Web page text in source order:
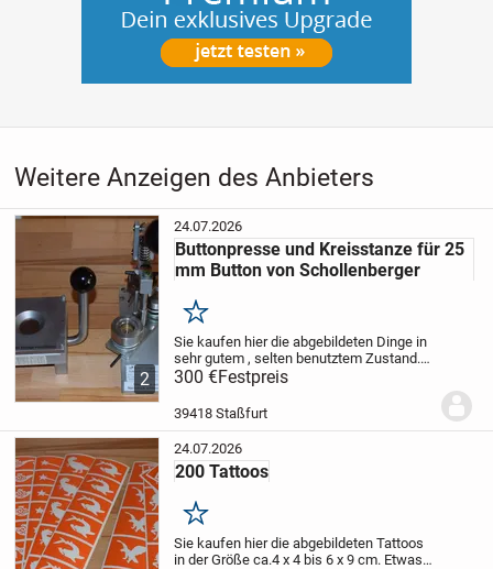
Weitere Anzeigen des Anbieters
2
24.07.2026
Buttonpresse und Kreisstanze für 25
mm Button von Schollenberger
Merken
Sie kaufen hier die abgebildeten Dinge in
sehr gutem , selten benutztem Zustand.
Der Verkauf erfolgt unter Ausschluss
jeglicher Gewährleistung, Garantie und
Rücknahme. Der Käufer erklärt sich
300 €Festpreis
39418 Staßfurt
24.07.2026
200 Tattoos
Merken
Sie kaufen hier die abgebildeten Tattoos
in der Größe ca.4 x 4 bis 6 x 9 cm. Etwas